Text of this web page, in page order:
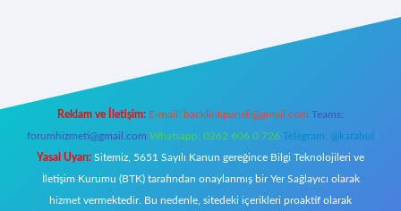
Reklam ve İletişim: E-mail: backlinkpaneli@gmail.com Teams:
forumhizmeti@gmail.com Whatsapp: 0262 606 0 726 Telegram: @karabul
Yasal Uyarı: Sitemiz, 5651 Sayılı Kanun gereğince Bilgi Teknolojileri ve
İletişim Kurumu (BTK) tarafından onaylanmış bir Yer Sağlayıcı olarak
hizmet vermektedir. Bu nedenle, sitedeki içerikleri proaktif olarak